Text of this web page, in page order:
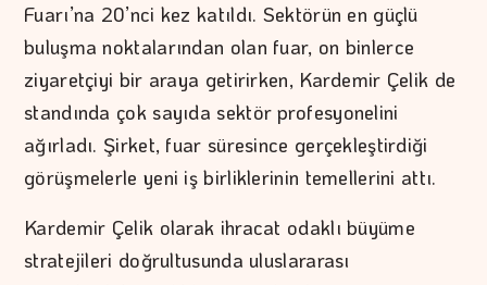
Fuarı’na 20’nci kez katıldı. Sektörün en güçlü
buluşma noktalarından olan fuar, on binlerce
ziyaretçiyi bir araya getirirken, Kardemir Çelik de
standında çok sayıda sektör profesyonelini
ağırladı. Şirket, fuar süresince gerçekleştirdiği
görüşmelerle yeni iş birliklerinin temellerini attı.
Kardemir Çelik olarak ihracat odaklı büyüme
stratejileri doğrultusunda uluslararası